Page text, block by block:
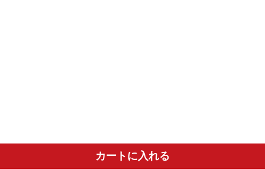
カートに入れる